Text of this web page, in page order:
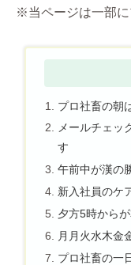
※当ページは一部
プロ社畜の朝
メールチェッ
す
午前中が漢の
新入社員のケ
夕方5時から
月月火水木金
プロ社畜の一